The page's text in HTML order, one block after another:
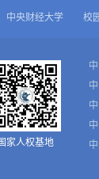
中央财经大学 校
家人权基地